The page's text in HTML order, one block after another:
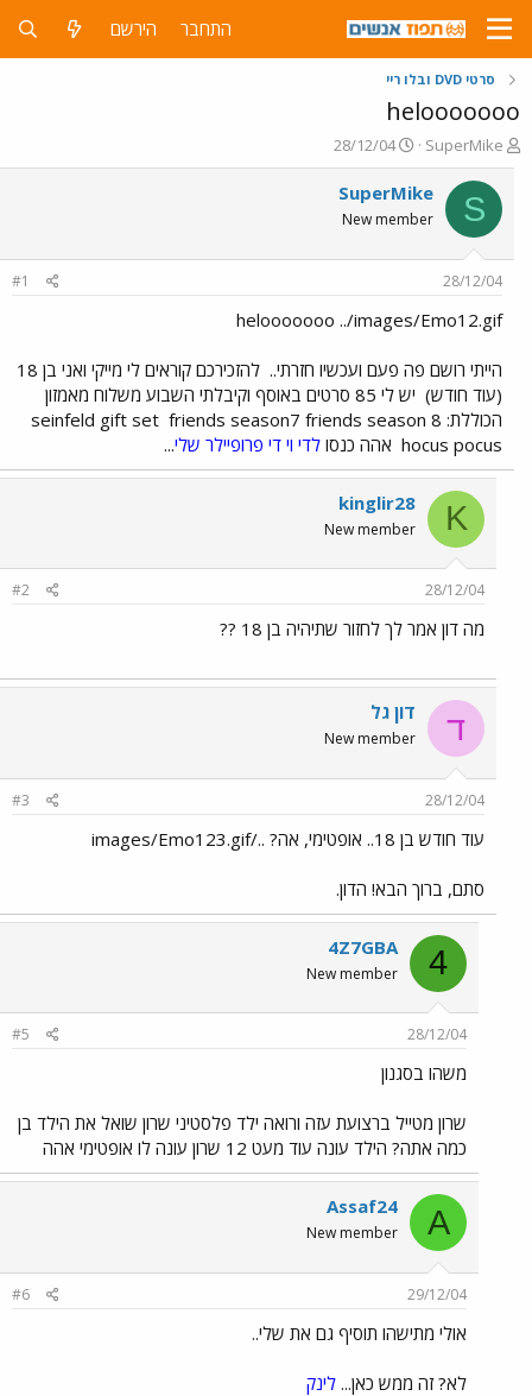
התחבר הירשם
סרטי DVD ובלו ריי
helooooooo
פ
ו
ת
ח
ה
ש
א
SuperMike
פ
ו
ר
ם
ר
28/12/04
S
SuperMike
New member
28/12/04
#1
helooooooo ../images/Emo12.gif
הייתי רושם פה פעם ועכשיו חזרתי..
להזכירכם קוראים לי מייקי ואני בן 18
(עוד חודש)
יש לי 85 סרטים באוסף וקיבלתי השבוע משלוח מאמזון
הכוללת: seinfeld gift set friends season7 friends season 8
hocus pocus אהה כנסו לדי וי די פרופיילר שלי...
K
kinglir28
New member
28/12/04
#2
מה דון אמר לך לחזור שתיהיה בן 18 ??
ד דון גל
New member
28/12/04
#3
עוד חודש בן 18.. אופטימי, אה? ../images/Emo123.gif
סתם, ברוך הבא! הדון.
4
4Z7GBA
New member
28/12/04
#5
משהו בסגנון
שרון מטייל ברצועת עזה ורואה ילד פלסטיני שרון שואל את הילד בן
כמה אתה? הילד עונה עוד מעט 12 שרון עונה לו אופטימי אהה
A
Assaf24
New member
29/12/04
#6
אולי מתישהו תוסיף גם את שלי..
לא? זה ממש כאן... לינק